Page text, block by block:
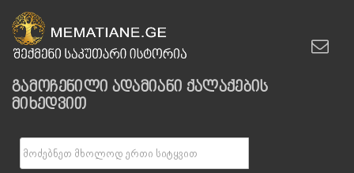
გამოჩენილი ადამიანი ქალაქების
მიხედვით